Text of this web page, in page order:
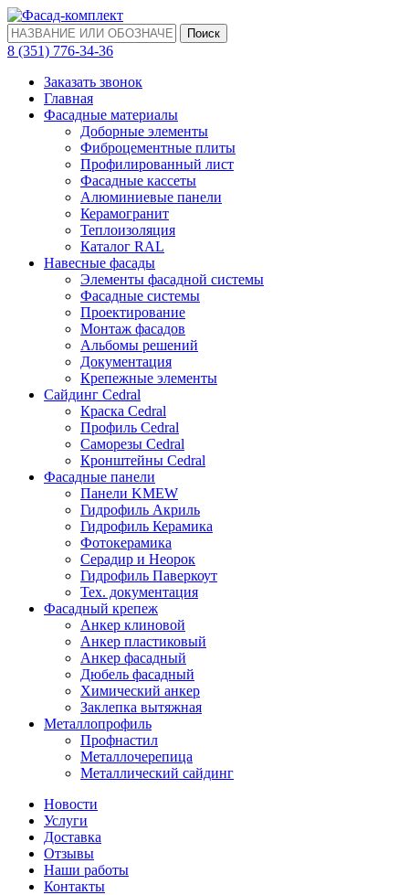
Поиск
‎8 (351) 776-34-36
Заказать звонок
Главная
Фасадные материалы
Доборные элементы
Фиброцементные плиты
Профилированный лист
Фасадные кассеты
Алюминиевые панели
Керамогранит
Теплоизоляция
Каталог RAL
Навесные фасады
Элементы фасадной системы
Фасадные системы
Проектирование
Монтаж фасадов
Альбомы решений
Документация
Крепежные элементы
Сайдинг Cedral
Краска Cedral
Профиль Cedral
Саморезы Cedral
Кронштейны Cedral
Фасадные панели
Панели KMEW
Гидрофиль Акриль
Гидрофиль Керамика
Фотокерамика
Серадир и Неорок
Гидрофиль Паверкоут
Тех. документация
Фасадный крепеж
Анкер клиновой
Анкер пластиковый
Анкер фасадный
Дюбель фасадный
Химический анкер
Заклепка вытяжная
Металлопрофиль
Профнастил
Металлочерепица
Металлический сайдинг
Новости
Услуги
Доставка
Отзывы
Наши работы
Контакты